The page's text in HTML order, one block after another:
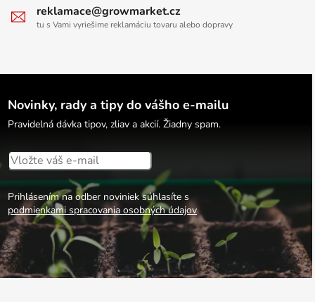
reklamace@growmarket.cz
tu s Vami vyriešime reklamáciu tovaru alebo dopravy
Novinky, rady a tipy do vášho e-mailu
Pravidelná dávka tipov, zliav a akcií. Žiadny spam.
Prihlásením na odber noviniek súhlasíte s
podmienkami spracovania osobných údajov